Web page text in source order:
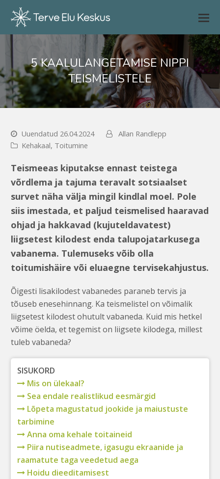
5 KAALULANGETAMISE NIPPI
TEISMELISTELE
Uuendatud 26.04.2024
Allan Randlepp
Kehakaal, Toitumine
Teismeeas kiputakse ennast teistega
võrdlema ja tajuma teravalt sotsiaalset
survet näha välja mingil kindlal moel. Pole
siis imestada, et paljud teismelised haaravad
ohjad ja hakkavad (kujuteldavatest)
liigsetest kilodest enda talupojatarkusega
vabanema. Tulemuseks võib olla
toitumishäire või eluaegne tervisekahjustus.
Õigesti lisakilodest vabanedes paraneb tervis ja
tõuseb enesehinnang. Ka teismelistel on võimalik
liigsetest kilodest ohutult vabaneda. Kuid mis hetkel
võime öelda, et tegemist on liigsete kilodega, millest
tuleb vabaneda?
SISUKORD
Mis on ülekaal?
Sea endale realistlikud eesmärgid
Lõpeta magustatud jookide ja maiustuste
tarbimine
Anna oma kehale toitaineid
Piira nutiseadmete, igasugu ekraanide ja
raamatute taga veedetud aega
Hoidu dieeditamisest